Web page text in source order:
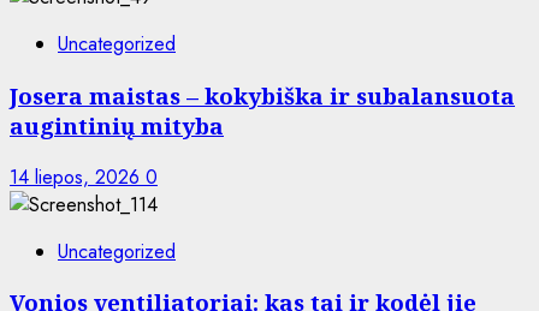
Uncategorized
Josera maistas – kokybiška ir subalansuota
augintinių mityba
14 liepos, 2026 0
Uncategorized
Vonios ventiliatoriai: kas tai ir kodėl jie